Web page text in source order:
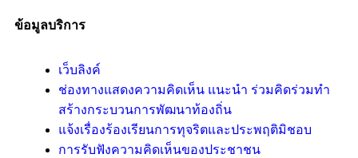
ข้อมูลบริการ
เว็บลิงค์
ช่องทางแสดงความคิดเห็น แนะนำ ร่วมคิดร่วมทำ
สร้างกระบวนการพัฒนาท้องถิ่น
แจ้งเรื่องร้องเรียนการทุจริตและประพฤติมิชอบ
การรับฟังความคิดเห็นของประชาชน